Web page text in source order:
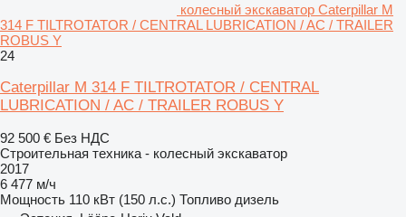
колесный экскаватор Caterpillar M
314 F TILTROTATOR / CENTRAL LUBRICATION / AC / TRAILER
ROBUS Y
24
Caterpillar M 314 F TILTROTATOR / CENTRAL
LUBRICATION / AC / TRAILER ROBUS Y
92 500 € Без НДС
Строительная техника - колесный экскаватор
2017
6 477 м/ч
Мощность 110 кВт (150 л.с.) Топливо дизель